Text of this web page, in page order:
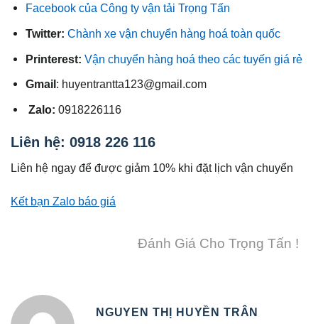
Facebook của Công ty vận tải Trọng Tấn
Twitter: Chành xe vận chuyển hàng hoá toàn quốc
Printerest: Vận chuyển hàng hoá theo các tuyến giá rẻ
Gmail: huyentrantta123@gmail.com
Zalo: 0918226116
Liên hệ: 0918 226 116
Liên hệ ngay để được giảm 10% khi đặt lịch vận chuyển
Kết bạn Zalo báo giá
Đánh Giá Cho Trọng Tấn !
NGUYEN THỊ HUYỀN TRÂN